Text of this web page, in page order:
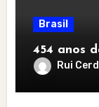
Brasil
454 anos
Rui